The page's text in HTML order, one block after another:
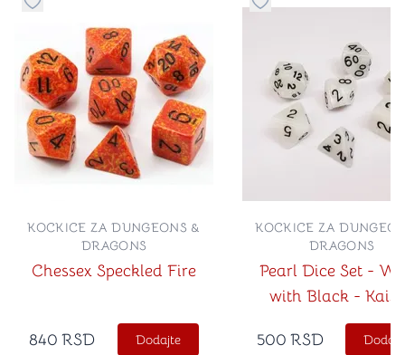
Dugme za dodavanje stvari u kategoriju omiljeno
Chessex Speckled Fire
KOCKICE ZA DUNGEONS &
DRAGONS
840 RSD Dodajte
Dugme za dodavanje
Pearl Dice Set -
with Black -
KOCKICE ZA
DRAGONS
500 RSD